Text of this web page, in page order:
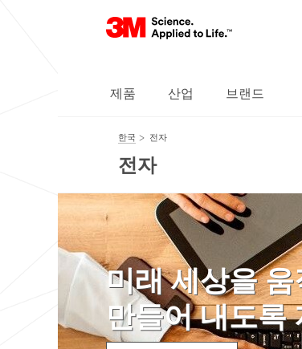
제품 산업 브랜드
한국 전자
전자
미래 세상을
만들어 내도록